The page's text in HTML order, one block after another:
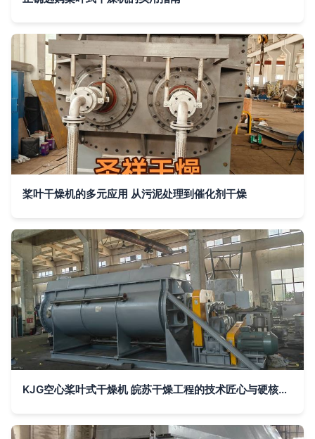
桨叶干燥机的多元应用 从污泥处理到催化剂干燥
KJG空心桨叶式干燥机 皖苏干燥工程的技术匠心与硬核实力